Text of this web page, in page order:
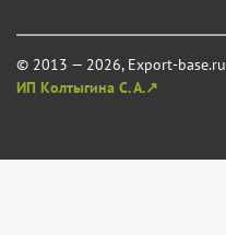
© 2013 — 2026, Export-base.ru
ИП Колтыгина С. А.↗